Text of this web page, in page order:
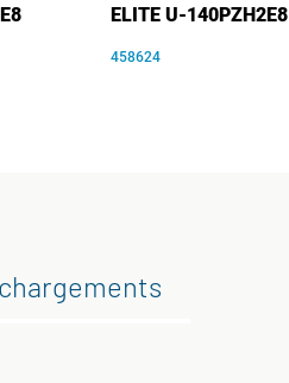
ELITE U-140PZH2E8
458624